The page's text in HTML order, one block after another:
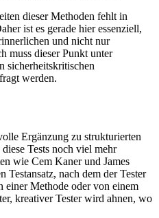
dieser Methoden fehlt in
ist es gerade hier essenziell,
und nicht nur
muss dieser Punkt unter
sicherheitskritischen
werden.
Ergänzung zu strukturierten
Tests noch viel mehr
wie Cem Kaner und James
Testansatz, nach dem der Tester
Methode oder von einem
kreativer Tester wird ahnen, wo